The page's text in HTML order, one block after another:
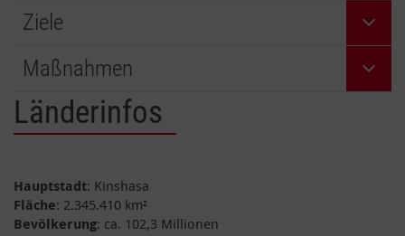
Ziele
Maßnahmen
Länderinfos
Hauptstadt: Kinshasa
Fläche: 2.345.410 km²
Bevölkerung: ca. 102,3 Millionen